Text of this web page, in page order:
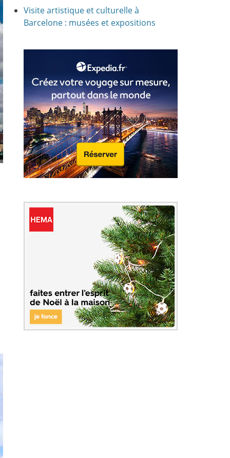
Visite artistique et culturelle à
Barcelone : musées et expositions